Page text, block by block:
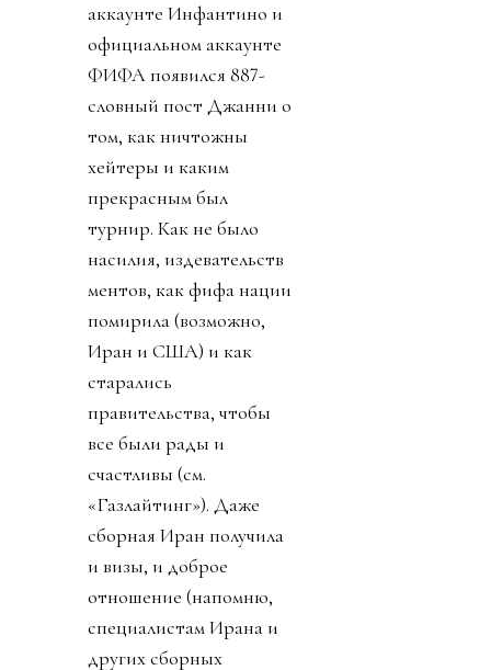
аккаунте Инфантино и
официальном аккаунте
ФИФА появился 887-
словный пост Джанни о
том, как ничтожны
хейтеры и каким
прекрасным был
турнир. Как не было
насилия, издевательств
ментов, как фифа нации
помирила (возможно,
Иран и США) и как
старались
правительства, чтобы
все были рады и
счастливы (см.
«Газлайтинг»). Даже
сборная Иран получила
и визы, и доброе
отношение (напомню,
специалистам Ирана и
других сборных